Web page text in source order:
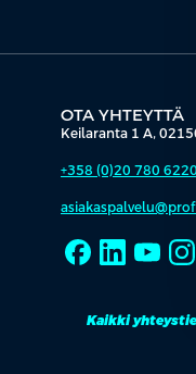
OTA YHTEYTTÄ
Keilaranta 1 A,
+358 (0)20 780 6220
Kaikki